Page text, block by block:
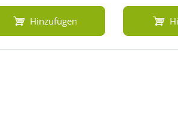
Hinzufügen